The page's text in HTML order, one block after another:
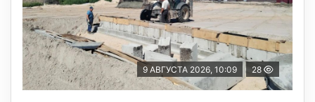
9 АВГУСТА 2026, 10:09 28